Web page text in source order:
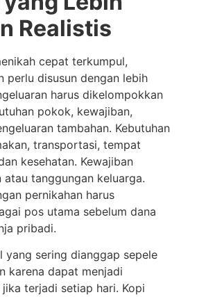
Realistis
cepat terkumpul,
perlu disusun dengan lebih
harus dikelompokkan
pokok, kewajiban,
tambahan. Kebutuhan
transportasi, tempat
kesehatan. Kewajiban
atau tanggungan keluarga.
pernikahan harus
pos utama sebelum dana
pribadi.
yang sering dianggap sepele
karena dapat menjadi
terjadi setiap hari. Kopi